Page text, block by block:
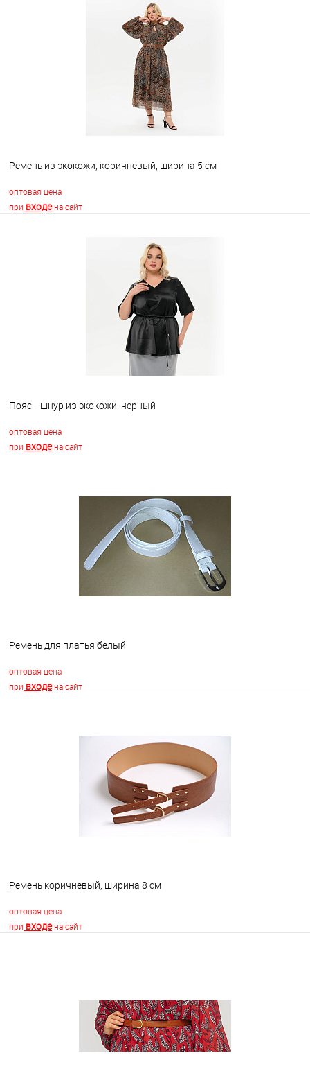
В корзину
Ремень из экокожи, коричневый, ширина 5 см
оптовая цена
при входена сайт
В корзину
Пояс - шнур из экокожи, черный
оптовая цена
при входена сайт
Недоступно
Ремень для платья белый
оптовая цена
при входена сайт
В наличии
Ремень коричневый, ширина 8 см
оптовая цена
при входена сайт
В наличии